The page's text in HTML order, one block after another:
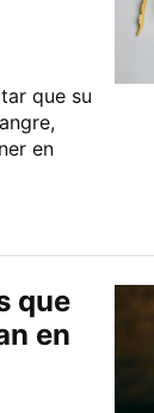
que su
en
que
en